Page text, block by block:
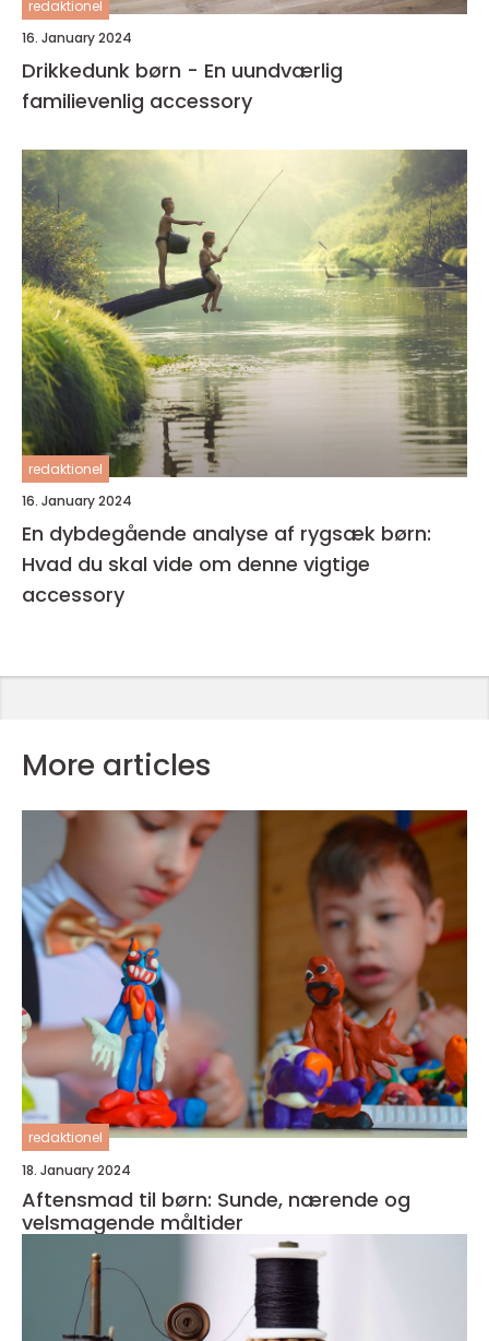
redaktionel
16. January 2024
Drikkedunk børn - En uundværlig
familievenlig accessory
redaktionel
16. January 2024
En dybdegående analyse af rygsæk børn:
Hvad du skal vide om denne vigtige
accessory
More articles
redaktionel
18. January 2024
Aftensmad til børn: Sunde, nærende og
velsmagende måltider